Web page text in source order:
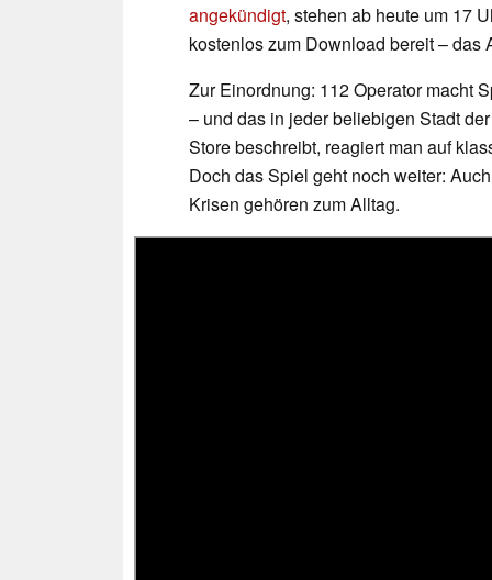
angekündigt, stehen ab heute um 17
kostenlos zum Download bereit – das
Zur Einordnung: 112 Operator macht
– und das in jeder beliebigen Stadt
Store beschreibt, reagiert man auf
Doch das Spiel geht noch weiter:
Krisen gehören zum Alltag.